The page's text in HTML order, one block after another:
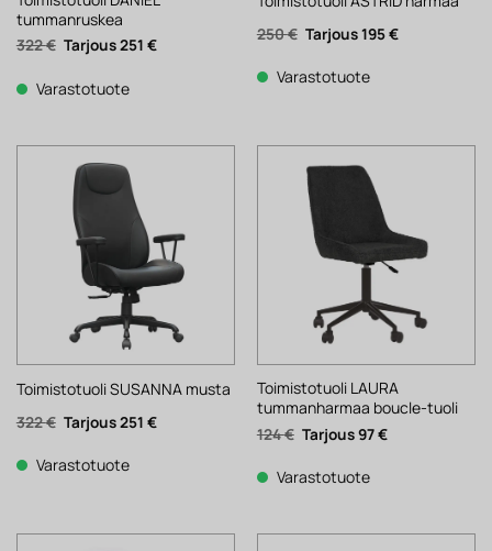
tummanruskea
322€ Alkuperäinen
hinta
322 €.
251 €Nykyinen
Varastotuote
250€ Alkuperäinen
hinta
250 €.
195€Nykyinen
Varastotuote
Toimistotuoli SUSANNA musta
322€ Alkuperäinen
hinta
322 €.
251 €Nykyinen
Varastotuote
Toimistotuoli LAURA
tummanharmaa boucle-tuoli
124€ Alkuperäinen
hinta
124 €.
97€Nykyinen
Varastotuote